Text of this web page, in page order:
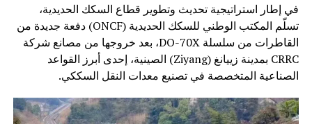
في إطار استراتيجية تحديث وتطوير قطاع السكك الحديدية،
تسلّم المكتب الوطني للسكك الحديدية (ONCF) دفعة جديدة من
القاطرات من سلسلة DO-70X، بعد خروجها من مصانع شركة
CRRC بمدينة زييانغ (Ziyang) الصينية، إحدى أبرز القواعد
الصناعية المتخصصة في تصنيع معدات النقل السككي.